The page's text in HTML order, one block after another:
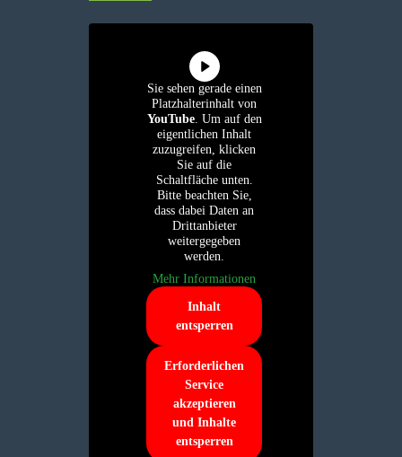
Sie sehen gerade einen
Platzhalterinhalt von
YouTube. Um auf den
eigentlichen Inhalt
zuzugreifen, klicken
Sie auf die
Schaltfläche unten.
Bitte beachten Sie,
dass dabei Daten an
Drittanbieter
weitergegeben
werden.
Mehr Informationen
Inhalt
entsperren
Erforderlichen
Service
akzeptieren
und Inhalte
entsperren